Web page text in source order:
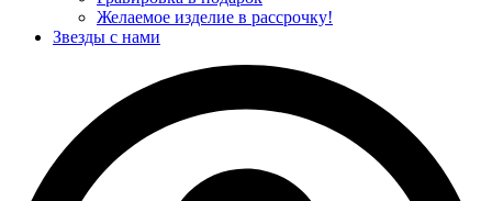
Желаемое изделие в рассрочку!
Звезды с нами